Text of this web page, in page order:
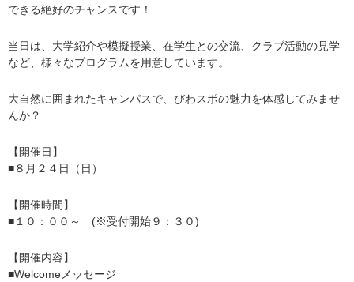
できる絶好のチャンスです！
当日は、大学紹介や模擬授業、在学生との交流、クラブ活動の見学
など、様々なプログラムを用意しています。
大自然に囲まれたキャンパスで、びわスポの魅力を体感してみませ
んか？
【開催日】
■８月２４日（日）
【開催時間】
■１０：００～ (※受付開始９：３０)
【開催内容】
■Welcomeメッセージ